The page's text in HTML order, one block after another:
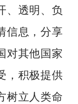
、透明、负
信息，分享
对其他国家
，积极提供
树立人类命